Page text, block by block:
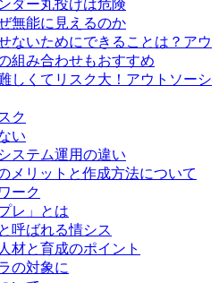
ダー丸投げは危険
無能に見えるのか
ないためにできることは？アウ
組み合わせもおすすめ
しくてリスク大！アウトソーシ
ク
い
ステム運用の違い
メリットと作成方法について
ーク
レ」とは
呼ばれる情シス
材と育成のポイント
の対象に